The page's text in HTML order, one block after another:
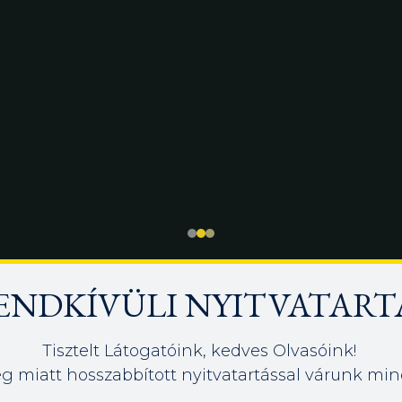
Tisztelt Látogatóink, kedves Olvasóink!
miatt hosszabbított nyitvatartással várunk